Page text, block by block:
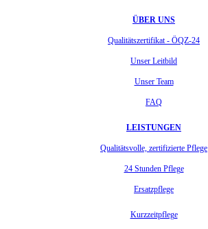
ÜBER UNS
Qualitätszertifikat - ÖQZ-24
Unser Leitbild
Unser Team
FAQ
LEISTUNGEN
Qualitätsvolle, zertifizierte Pflege
24 Stunden Pflege
Ersatzpflege
Kurzzeitpflege